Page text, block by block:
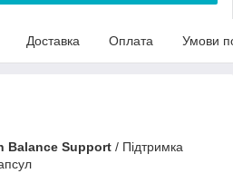
Доставка Оплата Умови
Balance Support / Підтримка